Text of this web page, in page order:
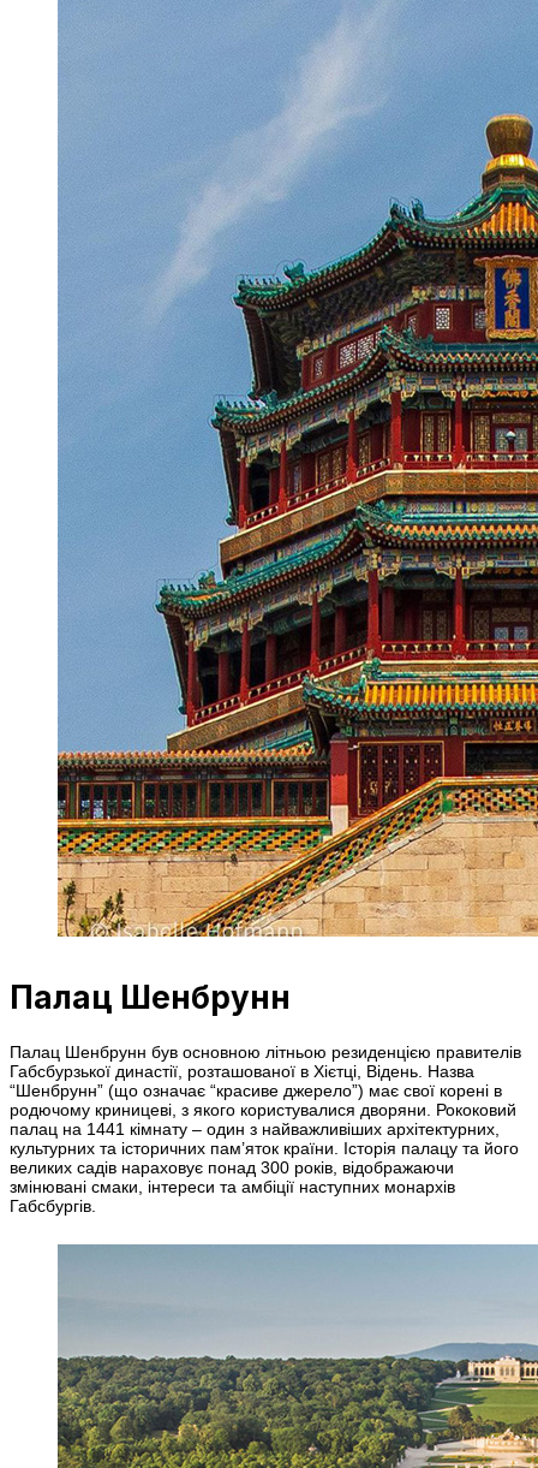
Палац Шенбрунн
Палац Шенбрунн був основною літньою резиденцією правителів
Габсбурзької династії, розташованої в Хієтці, Відень. Назва
“Шенбрунн” (що означає “красиве джерело”) має свої корені в
родючому криницеві, з якого користувалися дворяни. Рококовий
палац на 1441 кімнату – один з найважливіших архітектурних,
культурних та історичних пам’яток країни. Історія палацу та його
великих садів нараховує понад 300 років, відображаючи
змінювані смаки, інтереси та амбіції наступних монархів
Габсбургів.